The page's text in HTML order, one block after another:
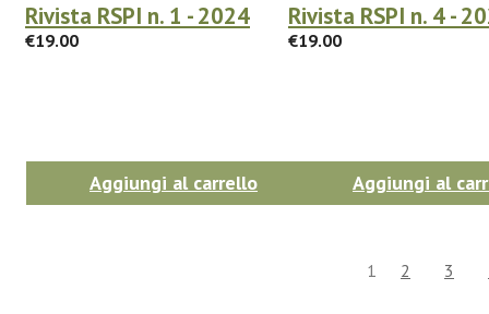
Rivista RSPI n. 1 - 2024
€19.00
Aggiungi al carrello
Rivista RSPI n. 4 -
€19.00
Aggiungi al
1 2 3